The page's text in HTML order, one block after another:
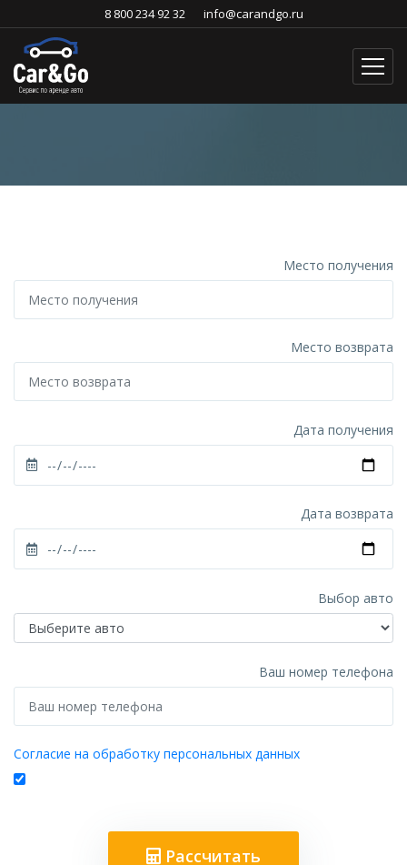
8 800 234 92 32 info@carandgo.ru
Место получения
Место возврата
Дата получения
Дата возврата
Выбор авто
Ваш номер телефона
Согласие на обработку персональных данных
Рассчитать